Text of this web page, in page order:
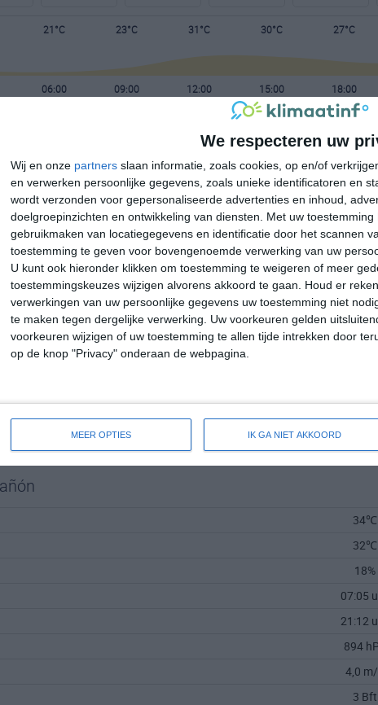
We respecteren uw
Wij en onze partners slaan informatie, zoals cookies, op en/of
en verwerken persoonlijke gegevens, zoals unieke identificatoren en
wordt verzonden voor gepersonaliseerde advertenties en inhoud,
doelgroepinzichten en ontwikkeling van diensten.
Met uw
gebruikmaken van locatiegegevens en identificatie door het scannen
toestemming te geven voor bovengenoemde verwerking van uw
U kunt ook hieronder klikken om toestemming te weigeren of meer
toestemmingskeuzes wijzigen alvorens akkoord te gaan.
Houd er
verwerkingen van uw persoonlijke gegevens uw toestemming niet
te maken tegen dergelijke verwerking. Uw voorkeuren gelden
voorkeuren wijzigen of uw toestemming te allen tijde intrekken door
op de knop "Privacy" onderaan de webpagina.
MEER OPTIES IK GA NIET AKKOORD
21°C 23°C 31°C 30°C 27°C
06:00 09:00 12:00 15:00 18:00
O 1 ZZO 2 WZW 2 NNW 1
06:00 15:00
34℃
32℃
18%
07:05
21:12
894
4,0
3 Bft